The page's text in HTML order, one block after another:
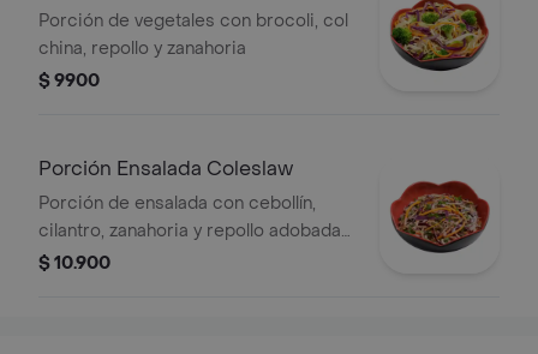
Porción de vegetales con brocoli, col
china, repollo y zanahoria
$ 9900
Porción Ensalada Coleslaw
Porción de ensalada con cebollín,
cilantro, zanahoria y repollo adobada
con salsa de la casa
$ 10.900